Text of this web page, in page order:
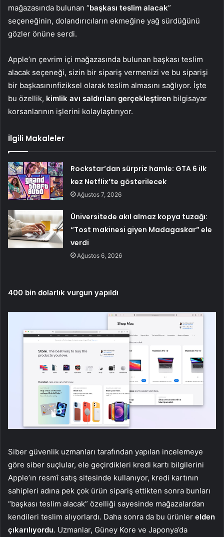
mağazasında bulunan “başkası teslim alacak”
seçeneğinin, dolandırıcıların ekmeğine yağ sürdüğünü
gözler önüne serdi.
Apple’ın çevrim içi mağazasında bulunan başkası teslim
alacak seçeneği, sizin bir sipariş vermenizi ve bu siparişi
bir başkasınınfiziksel olarak teslim almasını sağlıyor. İşte
bu özellik, kimlik avı saldırıları gerçekleştiren bilgisayar
korsanlarının işlerini kolaylaştırıyor.
İlgili Makaleler
Rockstar’dan sürpriz hamle: GTA 6 ilk
kez Netflix’te gösterilecek
Ağustos 7, 2026
Üniversitede akıl almaz kopya tuzağı:
“Tost makinesi giyen Madagaskar” ele
verdi
Ağustos 6, 2026
400 bin dolarlık vurgun yapıldı
Siber güvenlik uzmanları tarafından yapılan incelemeye
göre siber suçlular, ele geçirdikleri kredi kartı bilgilerini
Apple’ın resmî satış sitesinde kullanıyor, kredi kartının
sahipleri adına pek çok ürün sipariş ettikten sonra bunları
“başkası teslim alacak” özelliği sayesinde mağazalardan
kendileri teslim alıyorlardı. Daha sonra da bu ürünler elden
çıkarılıyordu. Uzmanlar, Güney Kore ve Japonya’da